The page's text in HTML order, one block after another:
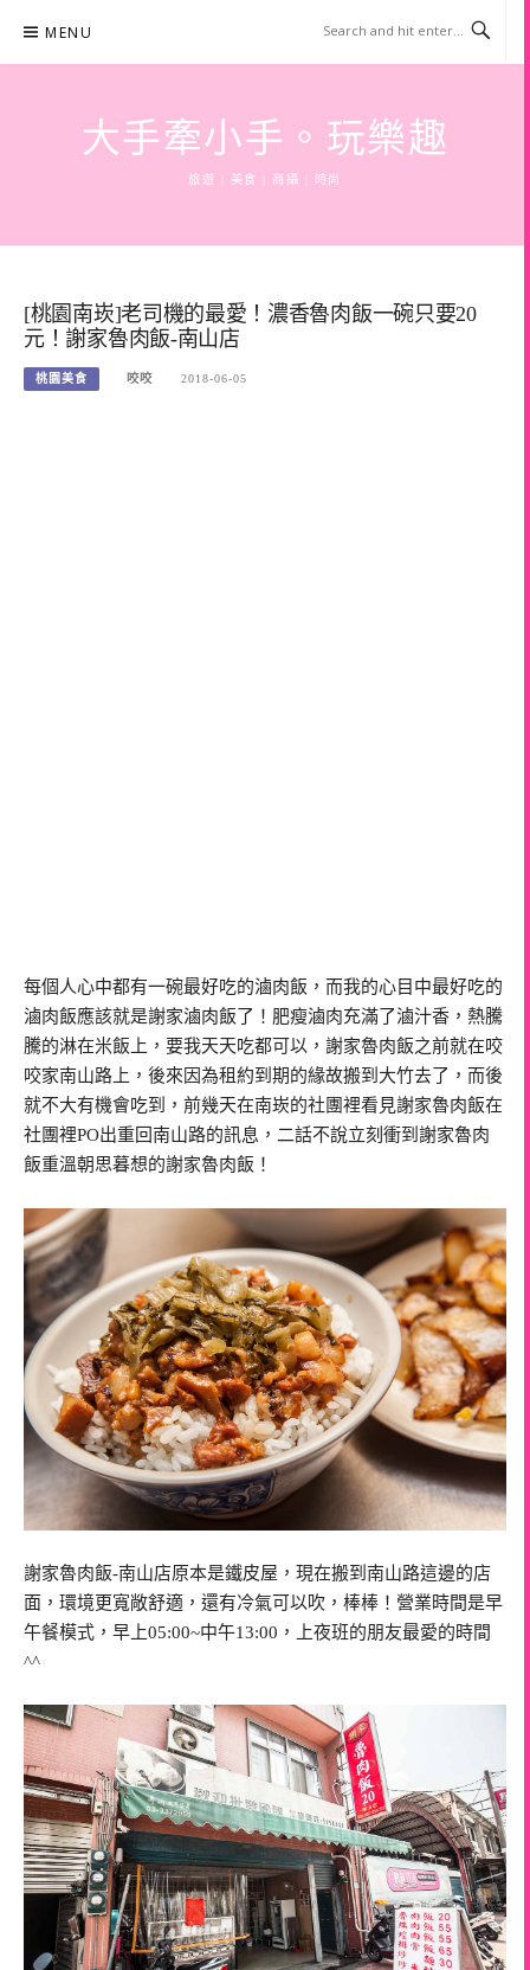
content
MENU
大手牽小手。玩樂趣
旅遊 | 美食 | 商攝 | 時尚
[桃園南崁]老司機的最愛！濃香魯肉飯一碗只要20
元！謝家魯肉飯-南山店
桃園美食 咬咬 2018-06-05
每個人心中都有一碗最好吃的滷肉飯，而我的心目中最好吃的
滷肉飯應該就是謝家滷肉飯了！肥瘦滷肉充滿了滷汁香，熱騰
騰的淋在米飯上，要我天天吃都可以，謝家魯肉飯之前就在咬
咬家南山路上，後來因為租約到期的緣故搬到大竹去了，而後
就不大有機會吃到，前幾天在南崁的社團裡看見謝家魯肉飯在
社團裡PO出重回南山路的訊息，二話不說立刻衝到謝家魯肉
飯重溫朝思暮想的謝家魯肉飯！
謝家魯肉飯-南山店原本是鐵皮屋，現在搬到南山路這邊的店
面，環境更寬敞舒適，還有冷氣可以吹，棒棒！營業時間是早
午餐模式，早上05:00~中午13:00，上夜班的朋友最愛的時間
^^